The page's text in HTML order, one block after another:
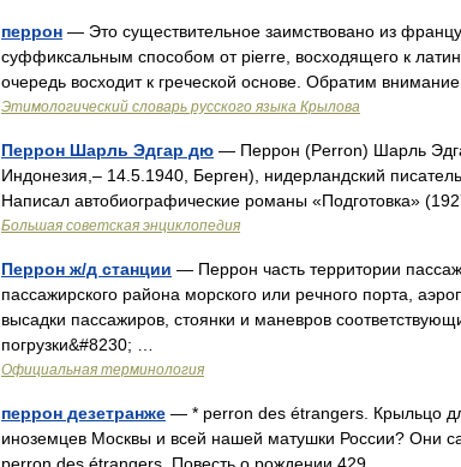
перрон — Это существительное заимствовано из
суффиксальным способом от pierre, восходящего к
очередь восходит к греческой основе. Обратим
Этимологический словарь русского языка Крылова
Перрон Шарль Эдгар дю — Перрон (Perron) Шарль
Индонезия,‒ 14.5.1940, Берген), нидерландский
Написал автобиографические романы «Подготовка»
Большая советская энциклопедия
Перрон ж/д станции — Перрон часть территории
пассажирского района морского или речного порта,
высадки пассажиров, стоянки и маневров
погрузки&#8230; …
Официальная терминология
перрон дезетранже — * perron des étrangers. Крыльцо
иноземцев Москвы и всей нашей матушки России? Они